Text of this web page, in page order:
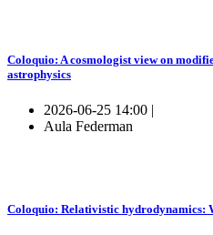
Coloquio: A cosmologist view on
astrophysics
2026-06-25 14:00 |
Aula Federman
Coloquio: Relativistic hydrodynamics: